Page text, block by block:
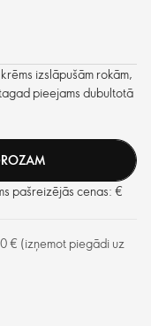
izslāpušām rokām,
pieejams dubultotā
pašreizējās cenas: €
€ (izņemot piegādi uz